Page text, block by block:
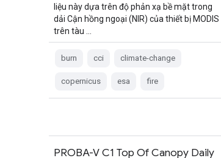
liệu này dựa trên độ phản xạ bề mặt trong
dải Cận hồng ngoại (NIR) của thiết bị MODIS
trên tàu …
burn cci climate-change
copernicus esa fire
PROBA-V C1 Top Of Canopy Daily